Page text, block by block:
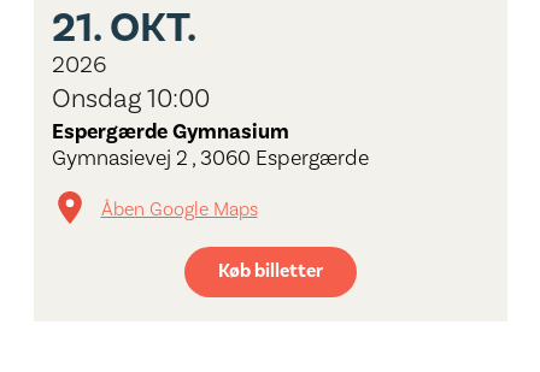
21.OKT.
2026
Onsdag 10:00
Espergærde Gymnasium
Gymnasievej 2 , 3060 Espergærde
Åben Google Maps
Køb billetter